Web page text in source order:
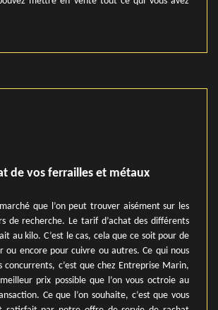
de vos ferrailles et métaux
que l’on peut trouver aisément sur les
de recherche. Le tarif d’achat des différents
au kilo. C’est le cas, cela que ce soit pour de
ou encore pour cuivre ou autres. Ce qui nous
concurrents, c’est que chez Entreprise Marin,
prix possible que l’on vous octroie au
Ce que l’on souhaite, c’est que vous